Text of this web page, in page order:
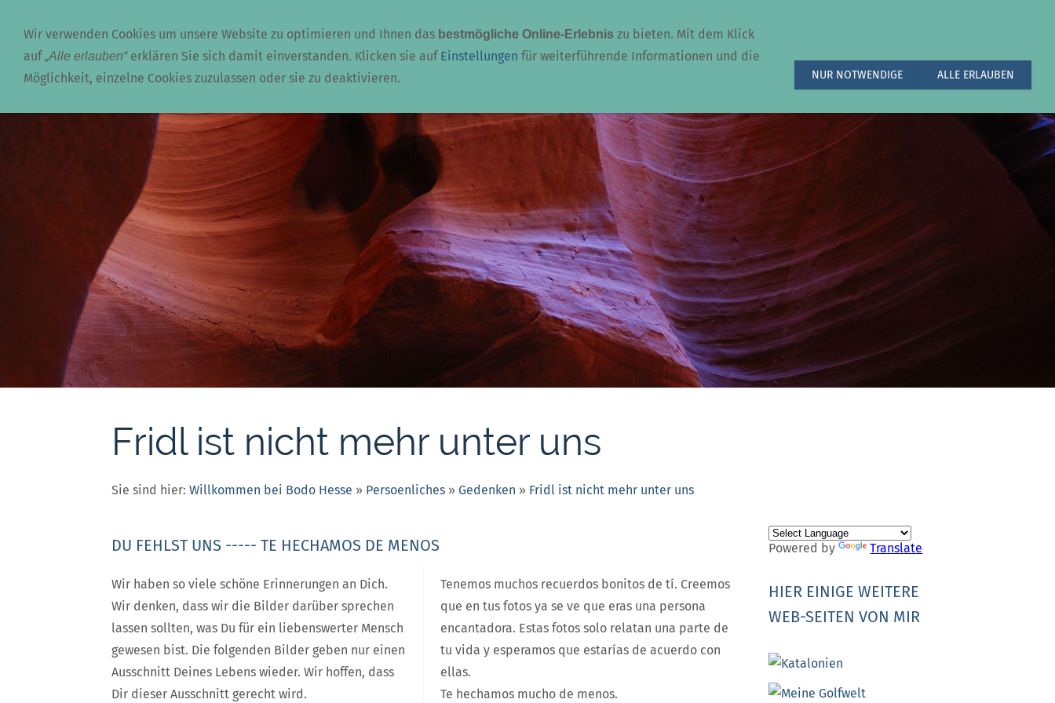
Fridl ist nicht mehr unter uns
Sie sind hier: Willkommen bei Bodo Hesse » Persoenliches » Gedenken » Fridl ist nicht mehr unter uns
DU FEHLST UNS ----- TE HECHAMOS DE MENOS
Wir haben so viele schöne Erinnerungen an Dich.
Wir denken, dass wir die Bilder darüber sprechen
lassen sollten, was Du für ein liebenswerter Mensch
gewesen bist. Die folgenden Bilder geben nur einen
Ausschnitt Deines Lebens wieder. Wir hoffen, dass
Dir dieser Ausschnitt gerecht wird.
Tenemos muchos recuerdos bonitos de tí. Creemos
que en tus fotos ya se ve que eras una persona
encantadora. Estas fotos solo relatan una parte de
tu vida y esperamos que estarías de acuerdo con
ellas.
Te hechamos mucho de menos.
Powered by Translate
HIER EINIGE WEITERE
WEB-SEITEN VON MIR
Wir verwenden Cookies um unsere Website zu optimieren und Ihnen das bestmögliche Online-Erlebnis zu bieten. Mit dem Klick
auf„Alle erlauben“erklären Sie sich damit einverstanden. Klicken sie auf Einstellungen für weiterführende Informationen und die
Möglichkeit, einzelne Cookies zuzulassen oder sie zu deaktivieren.
NUR NOTWENDIGE ALLE ERLAUBEN